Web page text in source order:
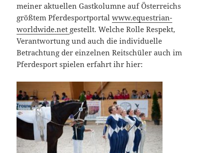
meiner aktuellen Gastkolumne auf Österreichs
größtem Pferdesportportalwww.equestrian-
worldwide.net gestellt. Welche Rolle Respekt,
Verantwortung und auch die individuelle
Betrachtung der einzelnen Reitschüler auch im
Pferdesport spielen erfahrt ihr hier: